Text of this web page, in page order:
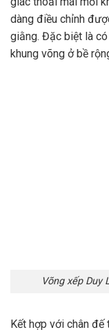
dàng điều chỉnh
giằng. Đặc biệt là
khung võng ở bề
Võng xếp Duy
Kết hợp với chân